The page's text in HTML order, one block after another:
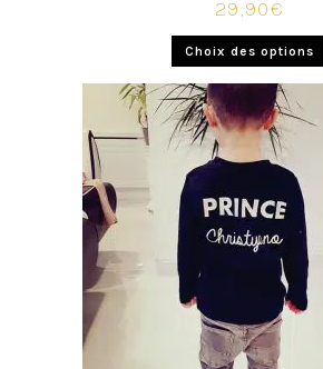
29,90€
Choix des options